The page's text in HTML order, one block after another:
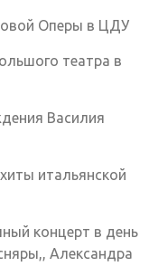
Оперы в ЦДУ
театра в
Василия
итальянской
концерт в день
Александра